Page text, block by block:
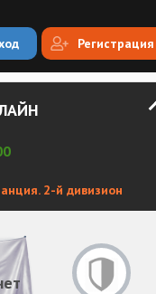
Регистрация
2-й дивизион